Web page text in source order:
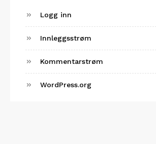
Logg inn
Innleggsstrøm
Kommentarstrøm
WordPress.org